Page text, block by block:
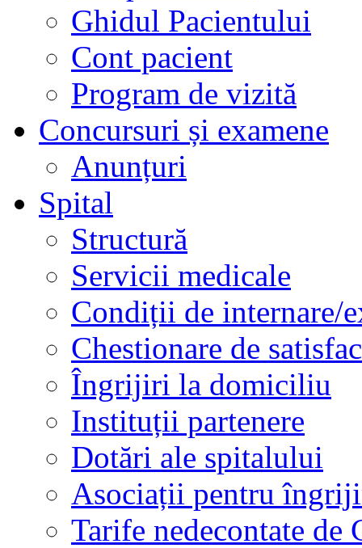
Ghidul Pacientului
Cont pacient
Program de vizită
Concursuri și examene
Anunțuri
Spital
Structură
Servicii medicale
Condiții de internare/
Chestionare de
Îngrijiri la domiciliu
Instituții partenere
Dotări ale spitalului
Asociații pentru
Tarife nedecontate de